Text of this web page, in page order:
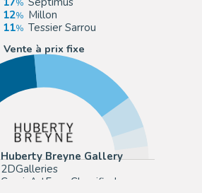
12
Millon
11
Tessier Sarrou
Vente à prix fixe
Huberty Breyne Gallery
2DGalleries
ComicArtFans Classifieds